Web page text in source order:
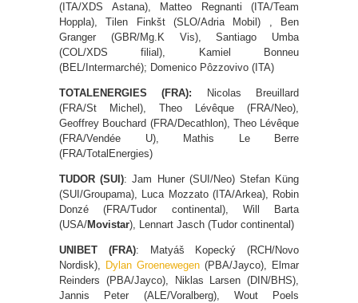
(ITA/XDS Astana), Matteo Regnanti (ITA/Team
Hoppla), Tilen Finkšt (SLO/Adria Mobil) , Ben
Granger (GBR/Mg.K Vis), Santiago Umba
(COL/XDS filial), Kamiel Bonneu
(BEL/Intermarché); Domenico Pôzzovivo (ITA)
TOTALENERGIES (FRA): Nicolas Breuillard
(FRA/St Michel), Theo Lévêque (FRA/Neo),
Geoffrey Bouchard (FRA/Decathlon), Theo Lévêque
(FRA/Vendée U), Mathis Le Berre
(FRA/TotalEnergies)
TUDOR (SUI): Jam Huner (SUI/Neo) Stefan Küng
(SUI/Groupama), Luca Mozzato (ITA/Arkea), Robin
Donzé (FRA/Tudor continental), Will Barta
(USA/Movistar), Lennart Jasch (Tudor continental)
UNIBET (FRA): Matyáš Kopecký (RCH/Novo
Nordisk), Dylan Groenewegen (PBA/Jayco), Elmar
Reinders (PBA/Jayco), Niklas Larsen (DIN/BHS),
Jannis Peter (ALE/Voralberg), Wout Poels